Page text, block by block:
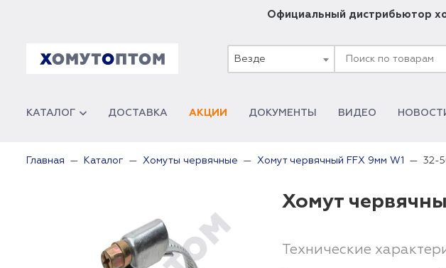
Официальный дистрибьютор
Везде
КАТАЛОГ ДОСТАВКА АКЦИИ ДОКУМЕНТЫ ВИДЕО
Главная Каталог Хомуты червячные Хомут червячный FFX 9мм W1 32-
Хомут
Технические